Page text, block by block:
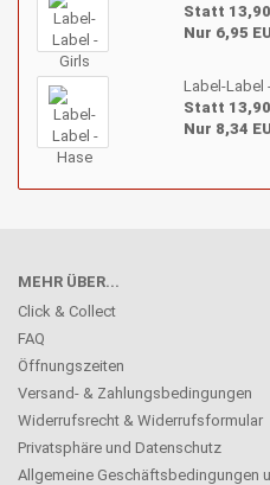
Statt 13,90
Nur 6,95
Label-Label
Statt 13,90
Nur 8,34
MEHR ÜBER...
Click & Collect
FAQ
Öffnungszeiten
Versand- & Zahlungsbedingungen
Widerrufsrecht & Widerrufsformular
Privatsphäre und Datenschutz
Allgemeine Geschäftsbedingungen